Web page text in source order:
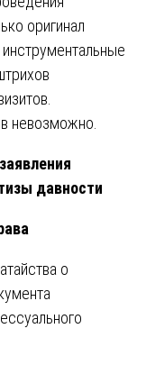
оригинал
невозможно.
давности
о